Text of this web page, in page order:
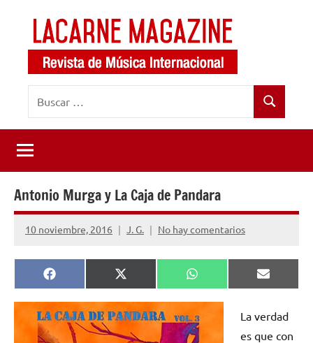
contenido
LaCarne
Magazine
de
música
internacional
Buscar
Antonio Murga y La Caja de Pandara
10 noviembre, 2016 J. G. No hay comentarios
Compartir
en
Facebook
Compartir
en
X
(Twitter)
Compartir
en
WhatsApp
en
Email
La verdad
es que con